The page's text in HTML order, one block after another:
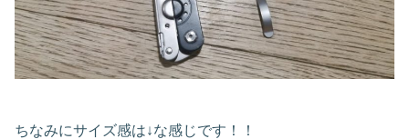
ちなみにサイズ感は↓な感じです！！